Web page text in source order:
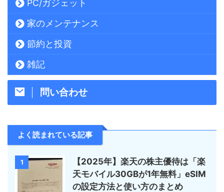
PC/ガジェット
家のメンテナンス
節約と投資
雑記
問い合わせ
よく読まれている記事
1
【2025年】楽天の株主優待は「楽
天モバイル30GBが1年無料」eSIM
の設定方法と使い方のまとめ